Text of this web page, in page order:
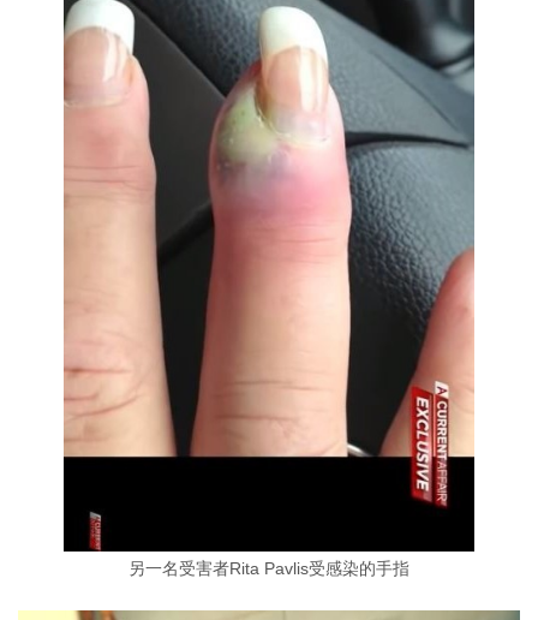
另一名受害者Rita Pavlis受感染的手指